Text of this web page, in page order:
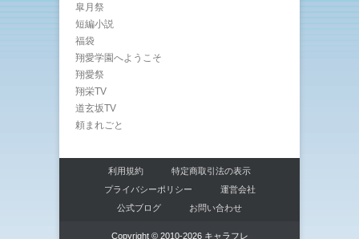
皐月祭
短編小説
福袋
翔愛学園へようこそ
翔愛祭
翔栄TV
道玄坂TV
頼まれごと
利用規約
特定商取引法の表示
プライバシーポリシー
運営会社
公式ブログ
お問い合わせ
Copyright © 2010-2026 キャラフレ